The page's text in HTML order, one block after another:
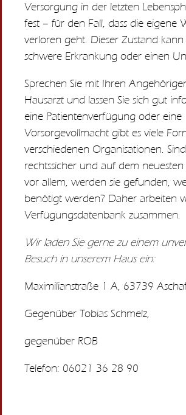
Versorgung in der letzten
fest – für den Fall, dass die eigene
verloren geht. Dieser Zustand
schwere Erkrankung oder einen
Sprechen Sie mit Ihren
Hausarzt und lassen Sie sich gut
eine Patientenverfügung oder eine
Vorsorgevollmacht gibt es viele
verschiedenen Organisationen.
rechtssicher und auf dem
vor allem, werden sie gefunden,
benötigt werden? Daher arbeiten
Verfügungsdatenbank zusammen.
Wir laden Sie gerne zu einem
Besuch in unserem Haus ein:
Maximilianstraße 1 A, 63739
Gegenüber Tobias Schmelz,
gegenüber ROB
Telefon: 06021 36 28 90